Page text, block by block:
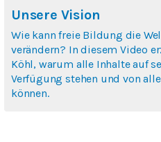
Unsere Vision
Wie kann freie Bildung die
verändern? In diesem Video
Köhl, warum alle Inhalte auf
Verfügung stehen und von
können.